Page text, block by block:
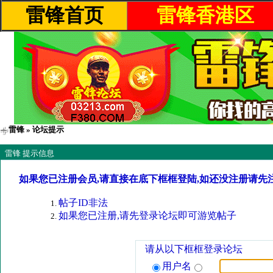
雷锋首页 雷锋香港区
雷锋 » 论坛提示
雷锋 提示信息
如果您已注册会员,请直接在底下框框登陆,如还没注册请先
帖子ID非法
如果您已注册,请先登录论坛即可游览帖子
请从以下框框登录论坛
用户名